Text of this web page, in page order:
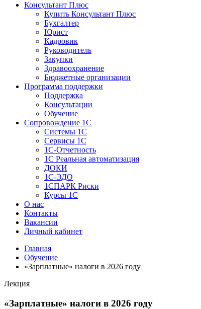
Консультант Плюс
Купить Консультант Плюс
Бухгалтер
Юрист
Кадровик
Руководитель
Закупки
Здравоохранение
Бюджетные организации
Программа поддержки
Поддержка
Консультации
Обучение
Сопровождение 1С
Системы 1С
Сервисы 1С
1C-Отчетность
1С Реальная автоматизация
ДОКИ
1C-ЭДО
1СПАРК Риски
Курсы 1С
О нас
Контакты
Вакансии
Личный кабинет
Главная
Обучение
«Зарплатные» налоги в 2026 году
Лекция
«Зарплатные» налоги в 2026 году